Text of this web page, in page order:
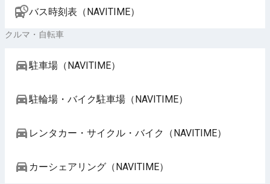
バス時刻表（NAVITIME）
クルマ・自転車
駐車場（NAVITIME）
駐輪場・バイク駐車場（NAVITIME）
レンタカー・サイクル・バイク（NAVITIME）
カーシェアリング（NAVITIME）